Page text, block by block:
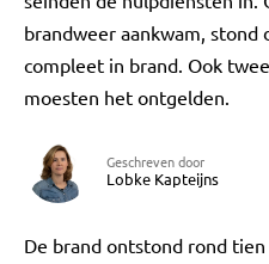
brandweer aankwam, stond
compleet in brand. Ook
moesten het ontgelden.
Geschreven door
Lobke Kapteijns
De brand ontstond rond